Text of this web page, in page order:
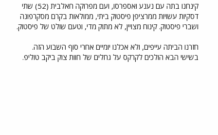
קינחנו בתה עם נענע ואספרסו, ועם מפרוקה חאלבית (52) שתי
דסקיות עשויות ממרציפן פיסטוק ביתי, ממולאות בקרם מסקרפונה
ושברי פיסטוק. קינוח מצויין, לא מתוק מדי, וטעם שולט של פיסטוק.
חזרנו הביתה עייפים, ולא אכלנו יומיים אחרי סוף השבוע הזה.
בשישי הבא הולכים לקרקס על גחלים של חוות צוק ביקב טוליפ.